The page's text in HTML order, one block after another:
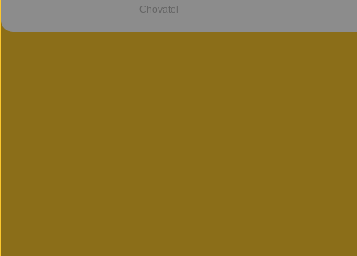
Chovatel